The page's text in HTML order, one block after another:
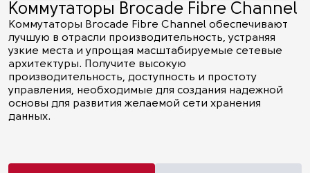
Коммутаторы Brocade Fibre Channel
Коммутаторы Brocade Fibre Channel обеспечивают
лучшую в отрасли производительность, устраняя
узкие места и упрощая масштабируемые сетевые
архитектуры. Получите высокую
производительность, доступность и простоту
управления, необходимые для создания надежной
основы для развития желаемой сети хранения
данных.